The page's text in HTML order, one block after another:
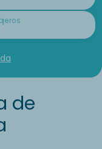
de